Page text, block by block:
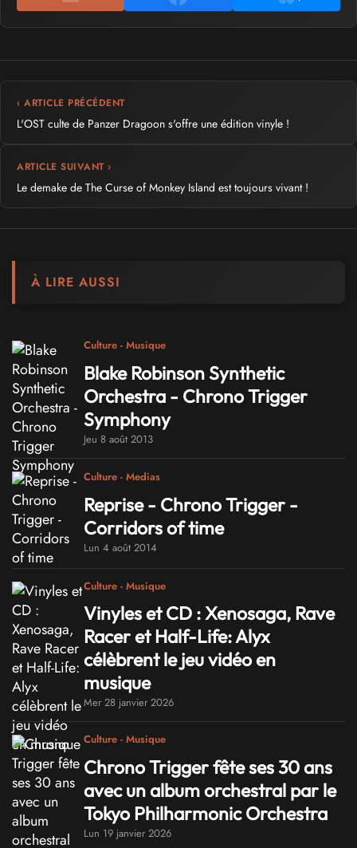
‹ ARTICLE PRÉCÉDENT
L'OST culte de Panzer Dragoon s'offre une édition vinyle !
ARTICLE SUIVANT ›
Le demake de The Curse of Monkey Island est toujours vivant !
À LIRE AUSSI
Culture - Musique
Blake Robinson Synthetic
Orchestra - Chrono Trigger
Symphony
Jeu 8 août 2013
Culture - Medias
Reprise - Chrono Trigger -
Corridors of time
Lun 4 août 2014
Culture - Musique
Vinyles et CD : Xenosaga, Rave
Racer et Half-Life: Alyx
célèbrent le jeu vidéo en
musique
Mer 28 janvier 2026
Culture - Musique
Chrono Trigger fête ses 30 ans
avec un album orchestral par le
Tokyo Philharmonic Orchestra
Lun 19 janvier 2026